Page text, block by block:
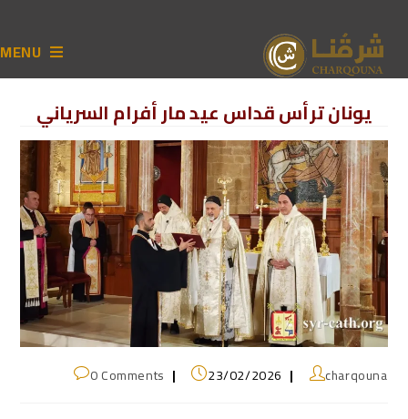
MENU
يونان ترأس قداس عيد مار أفرام السرياني
charqouna
23/02/2026
0 Comments